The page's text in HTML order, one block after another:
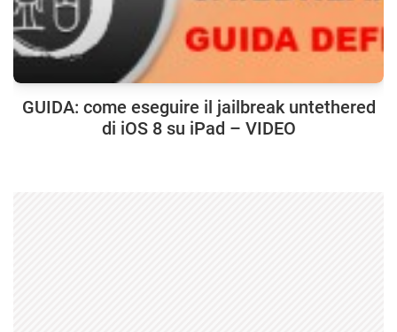
GUIDA: come eseguire il jailbreak untethered
di iOS 8 su iPad – VIDEO